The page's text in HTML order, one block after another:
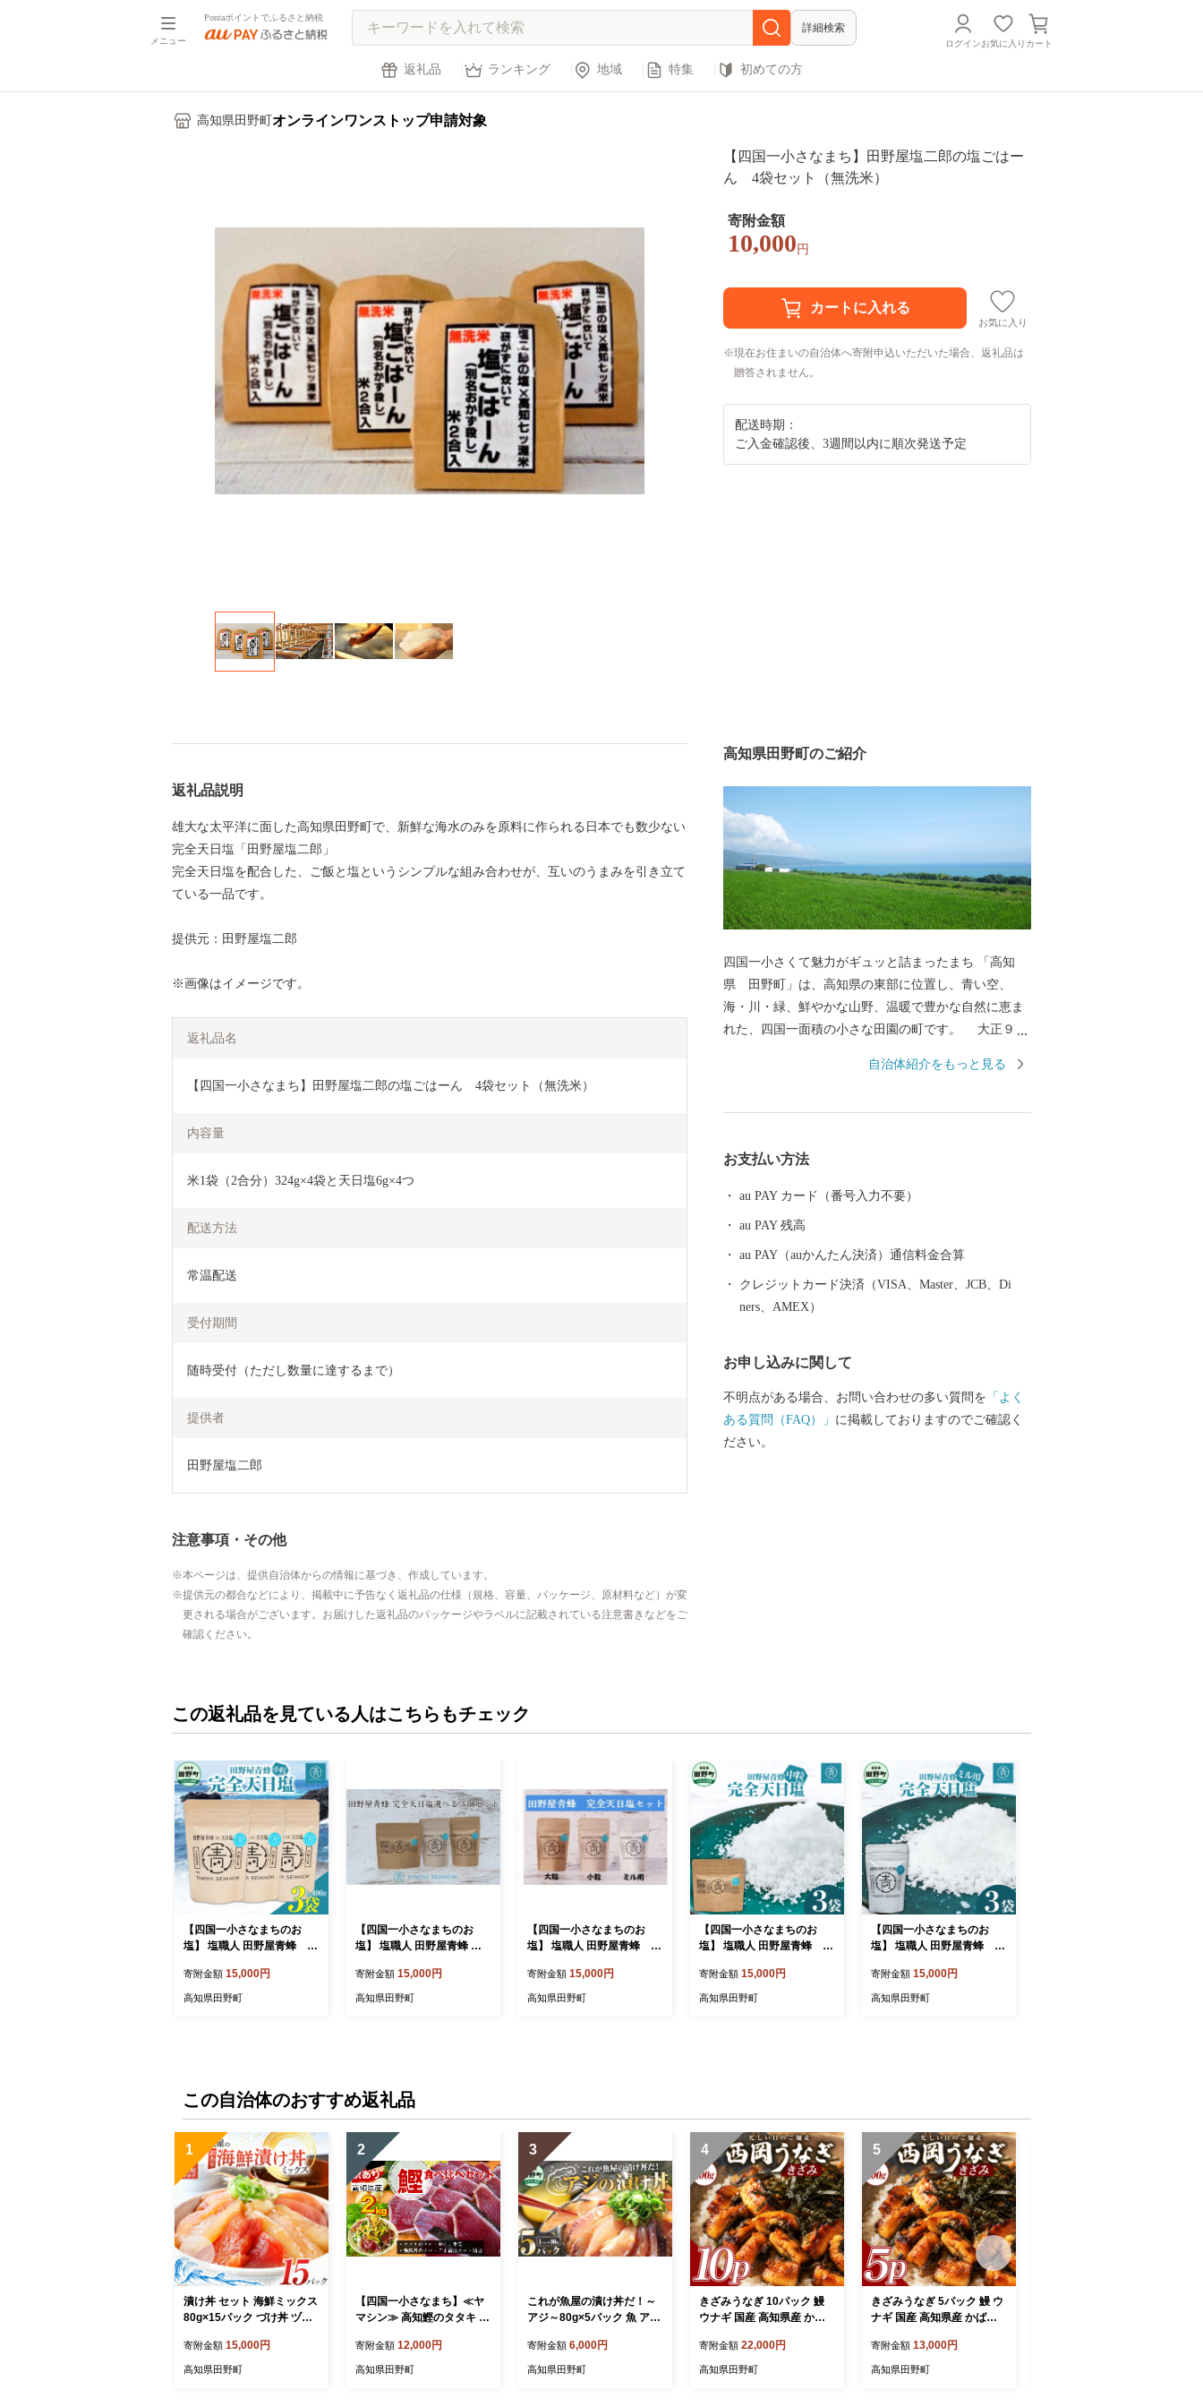
メニュー
Pontaポイントでふるさと納税
詳細検索
ログインお気に入り カート
返礼品 ランキング 地域 特集 初めての方
高知県田野町 オンラインワンストップ申請対象
【四国一小さなまち】田野屋塩二郎の塩ごはー
ん 4袋セット（無洗米）
寄附金額
10,000 円
お気に入り
現在お住まいの自治体へ寄附申込いただいた場合、返礼品は
贈答されません。
配送時期：
ご入金確認後、3週間以内に順次発送予定
返礼品説明
雄大な太平洋に面した高知県田野町で、新鮮な海水のみを原料に作られる日本でも数少ない
完全天日塩「田野屋塩二郎」
完全天日塩を配合した、ご飯と塩というシンプルな組み合わせが、互いのうまみを引き立て
ている一品です。
提供元：田野屋塩二郎
※画像はイメージです。
返礼品名
【四国一小さなまち】田野屋塩二郎の塩ごはーん　4袋セット（無洗米）
内容量
米1袋（2合分）324g×4袋と天日塩6g×4つ
配送方法
常温配送
受付期間
随時受付（ただし数量に達するまで）
提供者
田野屋塩二郎
注意事項・その他
本ページは、提供自治体からの情報に基づき、作成しています。
提供元の都合などにより、掲載中に予告なく返礼品の仕様（規格、容量、パッケージ、原材料など）が変
更される場合がございます。お届けした返礼品のパッケージやラベルに記載されている注意書きなどをご
確認ください。
高知県田野町のご紹介
四国一小さくて魅力がギュッと詰まったまち 「高知
県 田野町」は、高知県の東部に位置し、青い空、
海・川・緑、鮮やかな山野、温暖で豊かな自然に恵ま
れた、四国一面積の小さな田園の町です。 大正９年
の英知とたゆみない勤勉な努力と郷土愛のもとに、人
トなまちの特性を生かし、皆が安心・安全に暮らし、
いきいきと仕事ができる生活環境を整備し、誰もが
い」と思えるような日本一魅力のあるまち、生涯を通
じて幸せを感じてもらえる町を目指し、誠心誠意取り
自治体紹介をもっと見る
お支払い方法
au PAY カード（番号入力不要）
au PAY 残高
au PAY（auかんたん決済）通信料金合算
クレジットカード決済（VISA、Master、JCB、Di
ners、AMEX）
お申し込みに関して
不明点がある場合、お問い合わせの多い質問を 「よく
ある質問（FAQ）」 に掲載しておりますのでご確認く
ださい。
この返礼品を見ている人はこちらもチェック
【四国一小さなまちのお
塩】 塩職人 田野屋青蜂 完
寄附金額 15,000円
高知県田野町
【四国一小さなまちのお
塩】 塩職人 田野屋青蜂 完
る ★ ３個セット
寄附金額 15,000円
高知県田野町
【四国一小さなまちのお
塩】 塩職人 田野屋青蜂 完
寄附金額 15,000円
高知県田野町
【四国一小さなまちのお
塩】 塩職人 田野屋青蜂 完
寄附金額 15,000円
高知県田野町
【四国一小さなまちのお
塩】 塩職人 田野屋青蜂 完
寄附金額 15,000円
高知県田野町
この自治体のおすすめ返礼品
1
漬け丼 セット 海鮮ミックス
80g×15パック づけ丼 ヅケ
丼の素 訳あり 規格外 マグ
ロ 鮪 まぐろ ブリ 鰤 ぶり カ
寄附金額 15,000円
高知県田野町
2
【四国一小さなまち】≪ヤ
マシン≫ 高知鰹のタタキ ★
セット（タレ・おろし生
姜・柚塩付き）
寄附金額 12,000円
高知県田野町
3
これが魚屋の漬け丼だ！～
アジ～80g×5パック 魚 アジ
丼 どんぶり お刺身 惣菜 魚
冷凍 お手軽 個包装 個食 真
寄附金額 6,000円
高知県田野町
4
きざみうなぎ 10パック 鰻
ウナギ 国産 高知県産 かば
なぎ 小分け パック 真空パ
ック 夜食 晩御飯 惣菜 おか
寄附金額 22,000円
高知県田野町
5
きざみうなぎ 5パック 鰻 ウ
ナギ 国産 高知県産 かば焼
ぎ 小分け パック 真空パッ
ク 夜食 晩御飯 惣菜 おかず
寄附金額 13,000円
高知県田野町